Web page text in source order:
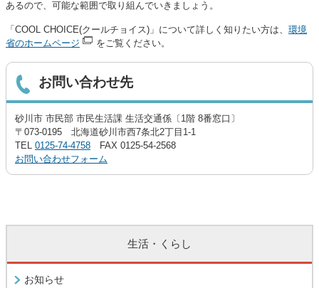
あるので、可能な範囲で取り組んでいきましょう。
「COOL CHOICE(クールチョイス)」について詳しく知りたい方は、 環境
省のホームページ
をご覧ください。
お問い合わせ先
砂川市 市民部 市民生活課 生活交通係〔1階 8番窓口〕
〒073-0195 北海道砂川市西7条北2丁目1-1
TEL 0125-74-4758 FAX 0125-54-2568
お問い合わせフォーム
生活・くらし
お知らせ